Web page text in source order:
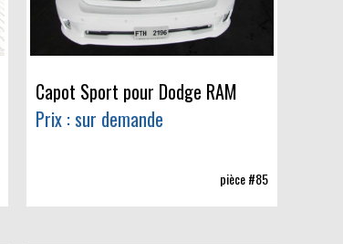
Capot Sport pour Dodge RAM
Prix : sur demande
pièce #85